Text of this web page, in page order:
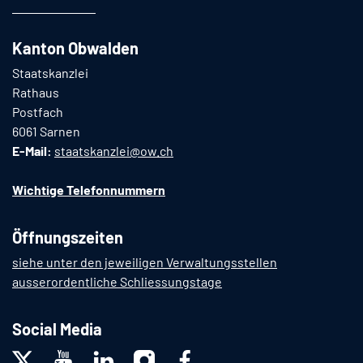
Kanton Obwalden
Staatskanzlei
Rathaus
Postfach
6061 Sarnen
E-Mail: staatskanzlei@ow.ch
Wichtige Telefonnummern
Öffnungszeiten
siehe unter den jeweiligen Verwaltungsstellen
ausserordentliche Schliessungstage
Social Media